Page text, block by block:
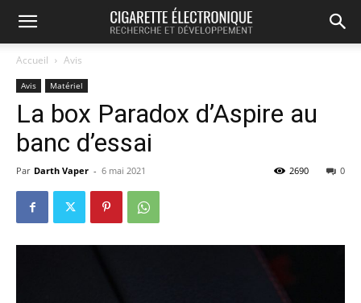
Accueil Avis
Avis Matériel
La box Paradox d’Aspire au
banc d’essai
Par Darth Vaper - 6 mai 2021 0
2690